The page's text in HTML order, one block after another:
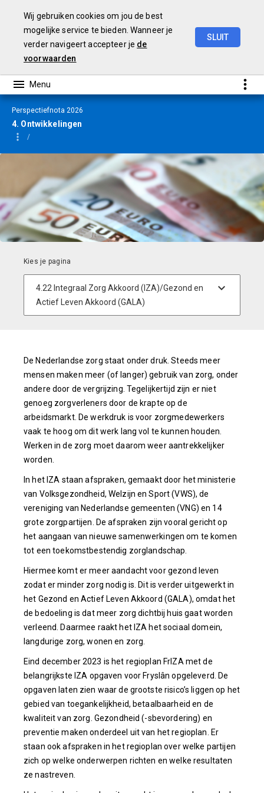
Wij gebruiken cookies om jou de best
mogelijke service te bieden. Wanneer je
verder navigeert accepteer je de
voorwaarden
SLUIT
Perspectiefnota 2026
4. Ontwikkelingen
De Nederlandse zorg staat onder druk. Steeds meer
mensen maken meer (of langer) gebruik van zorg, onder
andere door de vergrijzing. Tegelijkertijd zijn er niet
genoeg zorgverleners door de krapte op de
arbeidsmarkt. De werkdruk is voor zorgmedewerkers
vaak te hoog om dit werk lang vol te kunnen houden.
Werken in de zorg moet daarom weer aantrekkelijker
worden.
In het IZA staan afspraken, gemaakt door het ministerie
van Volksgezondheid, Welzijn en Sport (VWS), de
vereniging van Nederlandse gemeenten (VNG) en 14
grote zorgpartijen. De afspraken zijn vooral gericht op
het aangaan van nieuwe samenwerkingen om te komen
tot een toekomstbestendig zorglandschap.
Hiermee komt er meer aandacht voor gezond leven
zodat er minder zorg nodig is. Dit is verder uitgewerkt in
het Gezond en Actief Leven Akkoord (GALA), omdat het
de bedoeling is dat meer zorg dichtbij huis gaat worden
verleend. Daarmee raakt het IZA het sociaal domein,
langdurige zorg, wonen en zorg.
Eind december 2023 is het regioplan FrIZA met de
belangrijkste IZA opgaven voor Fryslân opgeleverd. De
opgaven laten zien waar de grootste risico’s liggen op het
gebied van toegankelijkheid, betaalbaarheid en de
kwaliteit van zorg. Gezondheid (-sbevordering) en
preventie maken onderdeel uit van het regioplan. Er
staan ook afspraken in het regioplan over welke partijen
zich op welke onderwerpen richten en welke resultaten
ze nastreven.